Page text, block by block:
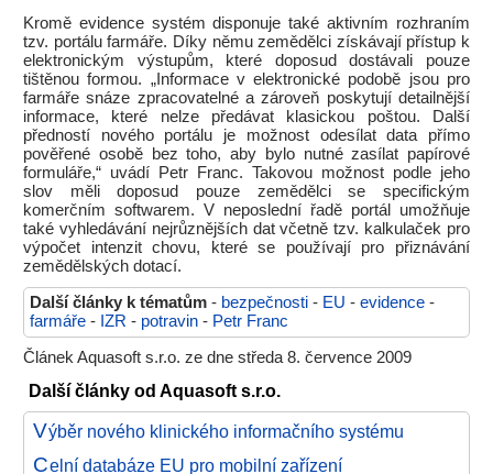
Kromě evidence systém disponuje také aktivním rozhraním
tzv. portálu farmáře. Díky němu zemědělci získávají přístup k
elektronickým výstupům, které doposud dostávali pouze
tištěnou formou. „Informace v elektronické podobě jsou pro
farmáře snáze zpracovatelné a zároveň poskytují detailnější
informace, které nelze předávat klasickou poštou. Další
předností nového portálu je možnost odesílat data přímo
pověřené osobě bez toho, aby bylo nutné zasílat papírové
formuláře,“ uvádí Petr Franc. Takovou možnost podle jeho
slov měli doposud pouze zemědělci se specifickým
komerčním softwarem. V neposlední řadě portál umožňuje
také vyhledávání nejrůznějších dat včetně tzv. kalkulaček pro
výpočet intenzit chovu, které se používají pro přiznávání
zemědělských dotací.
Další články k tématům - bezpečnosti - EU - evidence -
farmáře - IZR - potravin - Petr Franc
Článek Aquasoft s.r.o. ze dne středa 8. července 2009
Další články od Aquasoft s.r.o.
Výběr nového klinického informačního systému
Celní databáze EU pro mobilní zařízení